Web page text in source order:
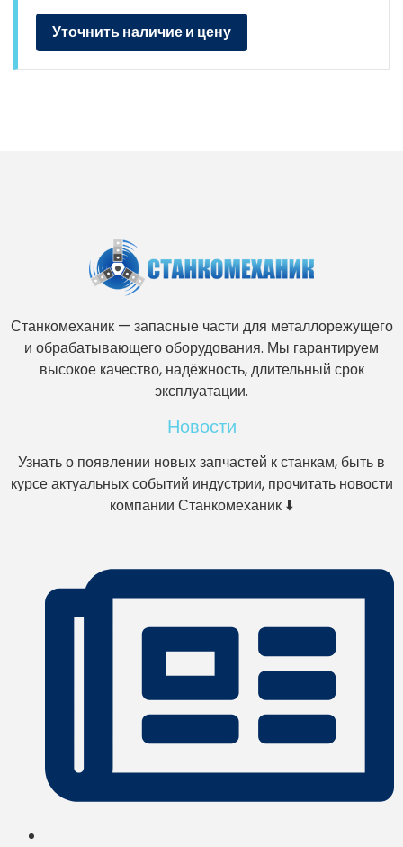
Уточнить наличие и цену
Станкомеханик — запасные части для металлорежущего
и обрабатывающего оборудования. Мы гарантируем
высокое качество, надёжность, длительный срок
эксплуатации.
Новости
Узнать о появлении новых запчастей к станкам, быть в
курсе актуальных событий индустрии, прочитать новости
компании Станкомеханик ⬇️